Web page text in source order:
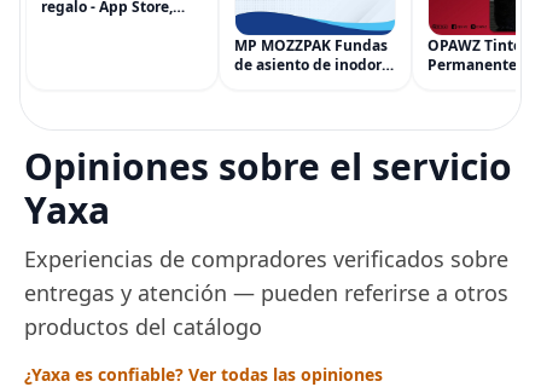
regalo - App Store,
MP MOZZPAK Fundas
de asiento de inodoro
para entrenamiento
OPAWZ Tinte
Permanente
Tinte para
Peluquería
una Década,
Opiniones sobre el servicio
Yaxa
Experiencias de compradores verificados sobre
entregas y atención — pueden referirse a otros
productos del catálogo
¿Yaxa es confiable? Ver todas las opiniones